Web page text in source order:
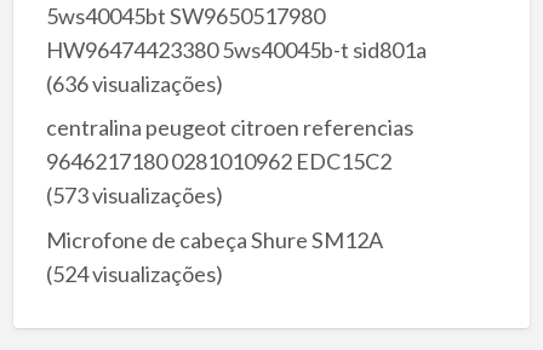
5ws40045bt SW9650517980
HW96474423380 5ws40045b-t sid801a
(636 visualizações)
centralina peugeot citroen referencias
9646217180 0281010962 EDC15C2
(573 visualizações)
Microfone de cabeça Shure SM12A
(524 visualizações)